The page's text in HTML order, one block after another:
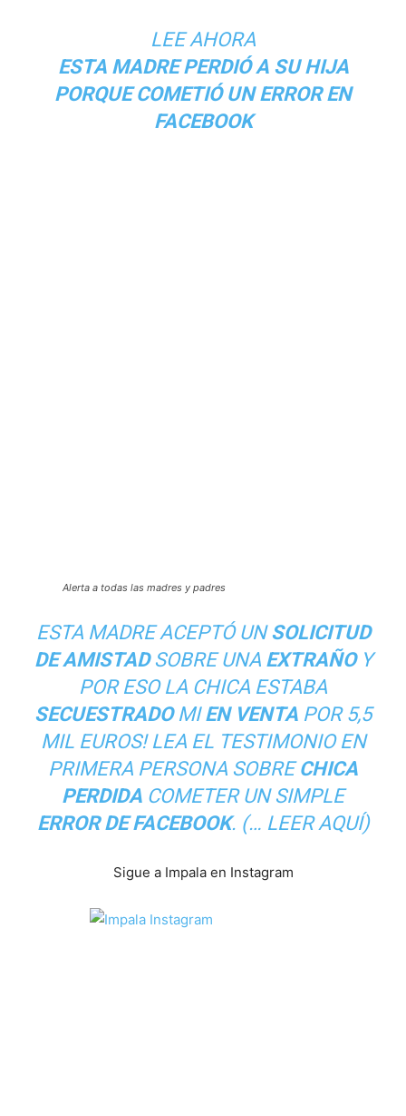
LEE AHORA
ESTA MADRE PERDIÓ A SU HIJA
PORQUE COMETIÓ UN ERROR EN
FACEBOOK
Alerta a todas las madres y padres
ESTA MADRE ACEPTÓ UNSOLICITUD
DE AMISTADSOBRE UNA EXTRAÑOY
POR ESO LA CHICA ESTABA
SECUESTRADOMIEN VENTA POR 5,5
MIL EUROS! LEA EL TESTIMONIO EN
PRIMERA PERSONA SOBRECHICA
PERDIDA COMETER UN SIMPLE
ERROR DE FACEBOOK. (… LEER AQUÍ)
Sigue a Impala en Instagram